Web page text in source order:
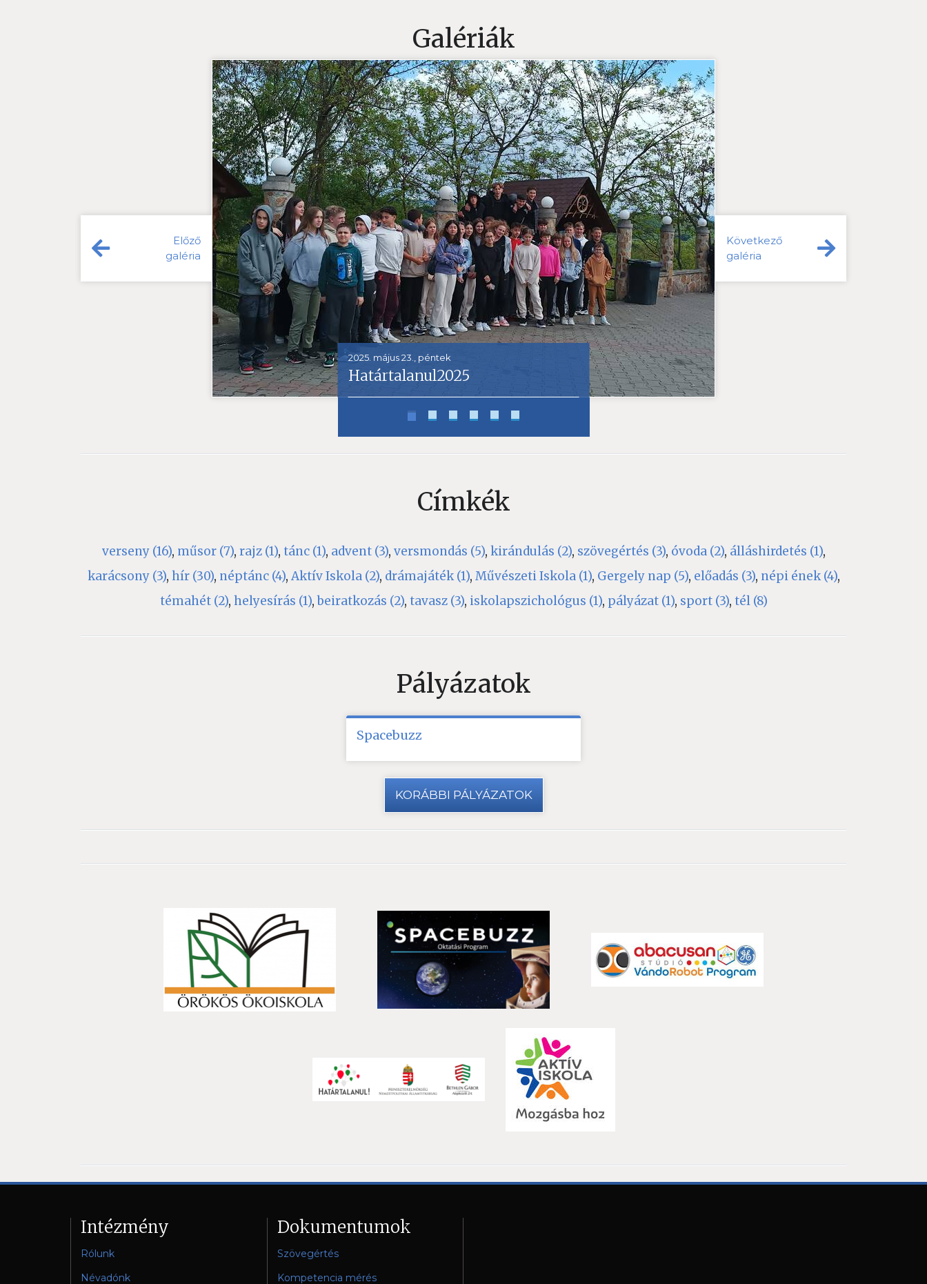
Galériák
2025. május 23., péntek
Határtalanul2025
Előző
galéria
Következő
galéria
Címkék
verseny (16), műsor (7), rajz (1), tánc (1), advent (3), versmondás (5), kirándulás (2), szövegértés (3), óvoda (2), álláshirdetés (1),
karácsony (3), hír (30), néptánc (4), Aktív Iskola (2), drámajáték (1), Művészeti Iskola (1), Gergely nap (5), előadás (3), népi ének (4),
témahét (2), helyesírás (1),beiratkozás (2), tavasz (3), iskolapszichológus (1), pályázat (1), sport (3), tél (8)
Pályázatok
Spacebuzz
KORÁBBI PÁLYÁZATOK
Intézmény
Rólunk
Névadónk
Dokumentumok
Szövegértés
Kompetencia mérés